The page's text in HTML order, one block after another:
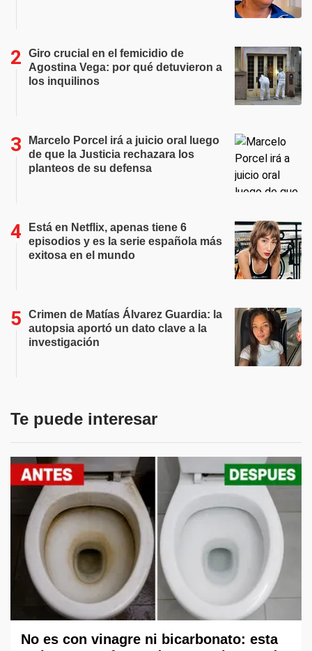
Giro crucial en el femicidio de
Agostina Vega: por qué detuvieron a
los inquilinos
Marcelo Porcel irá a juicio oral luego
de que la Justicia rechazara los
planteos de su defensa
Está en Netflix, apenas tiene 6
episodios y es la serie española más
exitosa en el mundo
Crimen de Matías Álvarez Guardia: la
autopsia aportó un dato clave a la
investigación
Te puede interesar
No es con vinagre ni bicarbonato: esta